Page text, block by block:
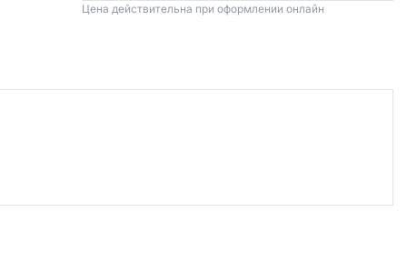
Цена действительна при оформлении онлайн